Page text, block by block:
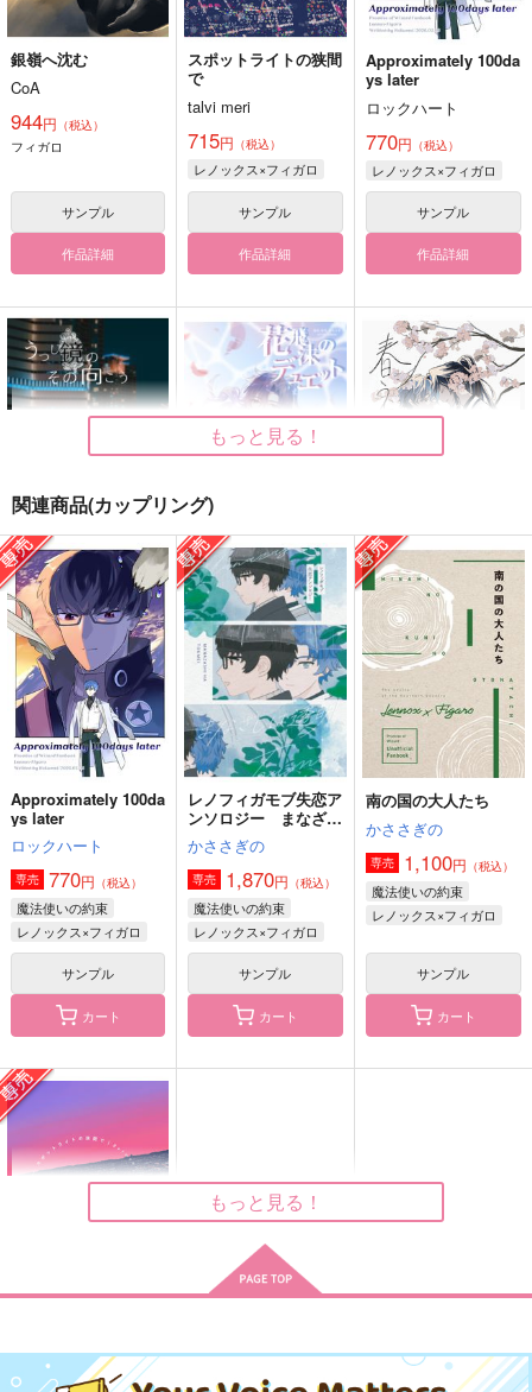
銀嶺へ沈む
CoA
944円 （税込）
フィガロ
サンプル
作品詳細
スポットライトの狭間
で
talvi meri
715円 （税込）
レノックス×フィガロ
サンプル
作品詳細
Approximately 100da
ys later
ロックハート
770円 （税込）
レノックス×フィガロ
サンプル
作品詳細
うつし鏡のその向こう
プラム園の夢
660円 （税込）
レノックス×ファウスト
サンプル
作品詳細
花飛沫のデュエット
にばんぼし*
1,100円（税込）
オズ×フィガロ
サンプル
作品詳細
春うらら
CoA
440 円（税込）
オズ×フィガロ
サンプル
作品詳細
遠雷
アンダラ
787 円
真木晶×フィガロ
瓶に宿る雪
サンプル
作品詳細
幾星霜の想いの果てで
もっと見る！
関連商品(カップリング)
Approximately 100da
ys later
ロックハート
専売 770円 （税込）
魔法使いの約束
レノックス×フィガロ
サンプル
カート
レノフィガモブ失恋ア
ンソロジー まなざし
は透明
かささぎの
専売 1,870円 （税込）
魔法使いの約束
レノックス×フィガロ
サンプル
カート
南の国の大人たち
かささぎの
専売 1,100円 （税込）
魔法使いの約束
レノックス×フィガロ
サンプル
カート
で
talvi meri
もっと見る！